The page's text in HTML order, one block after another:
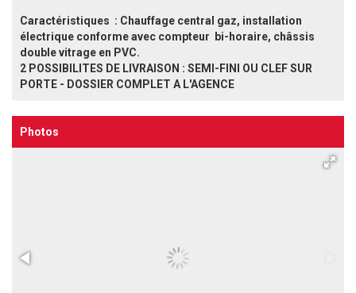
Caractéristiques : Chauffage central gaz, installation
électrique conforme avec compteur bi-horaire, châssis
double vitrage en PVC.
2 POSSIBILITES DE LIVRAISON : SEMI-FINI OU CLEF SUR
PORTE - DOSSIER COMPLET A L'AGENCE
Photos